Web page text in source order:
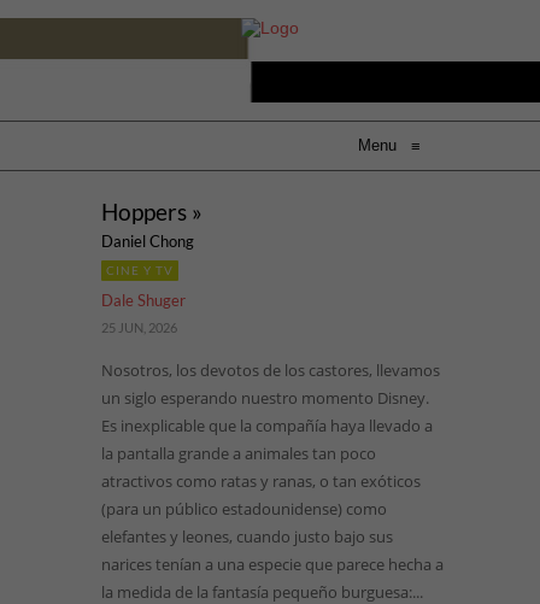
Menu ≡
Hoppers »
Daniel Chong
CINE Y TV
Dale Shuger
25 JUN, 2026
Nosotros, los devotos de los castores, llevamos
un siglo esperando nuestro momento Disney.
Es inexplicable que la compañía haya llevado a
la pantalla grande a animales tan poco
atractivos como ratas y ranas, o tan exóticos
(para un público estadounidense) como
elefantes y leones, cuando justo bajo sus
narices tenían a una especie que parece hecha a
la medida de la fantasía pequeño burguesa:...